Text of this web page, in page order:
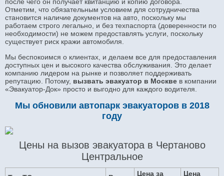
Отметим, что обязательным условием для сотрудничества
становится наличие документов на авто, поскольку мы
работаем строго легально, и без техпаспорта (доверенности по
необходимости) не можем предоставлять услуги, поскольку
существует риск кражи автомобиля.
Мы беспокоимся о клиентах, и делаем все для предоставления
доступных цен и высокого качества обслуживания. Это делает
компанию лидером на рынке и позволяет поддерживать
репутацию. Потому, вызвать эвакуатор в Москве в компании
«Эвакуатор-Док» просто и выгодно для каждого водителя.
Мы обновили автопарк эвакуаторов в 2018
году
Цены на вызов эвакуатора в Чертаново
Центральное
Цена за Цена